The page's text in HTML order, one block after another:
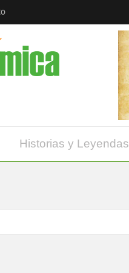
Historias y Leyendas